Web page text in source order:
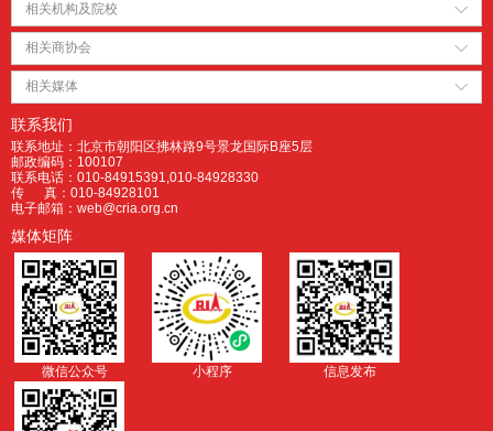
相关机构及院校
相关商协会
相关媒体
联系我们
联系地址：北京市朝阳区拂林路9号景龙国际B座5层
邮政编码：100107
联系电话：010-84915391,010-84928330
传 真：010-84928101
电子邮箱：web@cria.org.cn
媒体矩阵
微信公众号 小程序 信息发布